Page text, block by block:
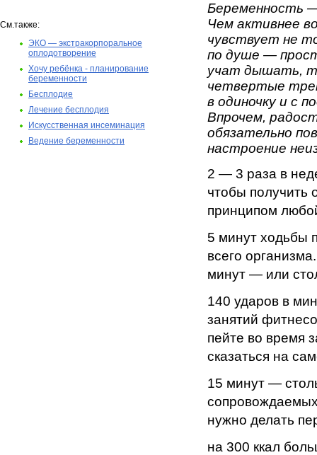
См.также:
ЭКО — экстракорпоральное
оплодотворение
Хочу ребёнка - планирование
беременности
Бесплодие
Лечение бесплодия
Искусственная инсеминация
Ведение беременности
Беременность —
Чем активнее
чувствует не
по душе —
учат дышать,
четвертые
в одиночку и с
Впрочем,
обязательно
настроение
2 — 3 раза в
чтобы
принципом
5 минут ходьбы
всего
минут — или
140 ударов в
занятий
пейте во время
сказаться на
15 минут —
нужно делать
на 300 ккал